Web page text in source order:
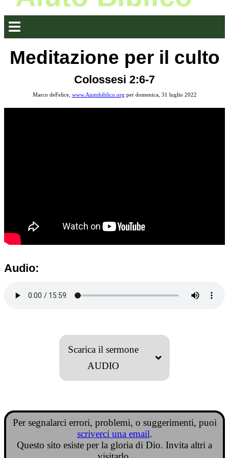
Meditazione per il culto
Colossesi 2:6-7
Marco deFelice, www.Aiutobiblico.org per domenica, 31 luglio 2022
Audio:
Scarica il sermone
AUDIO
Per segnalarci errori, problemi, o suggerimenti, puoi
scriverci una email.
Questo sito esiste per la gloria di Dio. Invita altri a